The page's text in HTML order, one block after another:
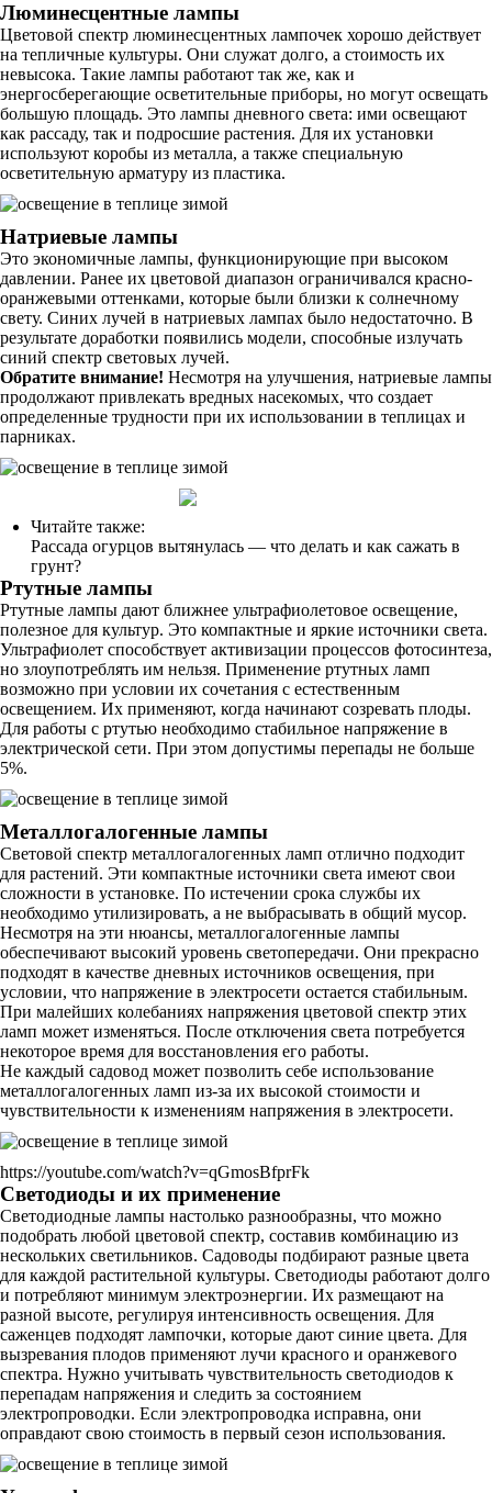
Люминесцентные лампы
Цветовой спектр люминесцентных лампочек хорошо действует
на тепличные культуры. Они служат долго, а стоимость их
невысока. Такие лампы работают так же, как и
энергосберегающие осветительные приборы, но могут освещать
большую площадь. Это лампы дневного света: ими освещают
как рассаду, так и подросшие растения. Для их установки
используют коробы из металла, а также специальную
осветительную арматуру из пластика.
Натриевые лампы
Это экономичные лампы, функционирующие при высоком
давлении. Ранее их цветовой диапазон ограничивался красно-
оранжевыми оттенками, которые были близки к солнечному
свету. Синих лучей в натриевых лампах было недостаточно. В
результате доработки появились модели, способные излучать
синий спектр световых лучей.
Обратите внимание! Несмотря на улучшения, натриевые лампы
продолжают привлекать вредных насекомых, что создает
определенные трудности при их использовании в теплицах и
парниках.
Читайте также:
Рассада огурцов вытянулась — что делать и как сажать в
грунт?
Ртутные лампы
Ртутные лампы дают ближнее ультрафиолетовое освещение,
полезное для культур. Это компактные и яркие источники света.
Ультрафиолет способствует активизации процессов фотосинтеза,
но злоупотреблять им нельзя. Применение ртутных ламп
возможно при условии их сочетания с естественным
освещением. Их применяют, когда начинают созревать плоды.
Для работы с ртутью необходимо стабильное напряжение в
электрической сети. При этом допустимы перепады не больше
5%.
Металлогалогенные лампы
Световой спектр металлогалогенных ламп отлично подходит
для растений. Эти компактные источники света имеют свои
сложности в установке. По истечении срока службы их
необходимо утилизировать, а не выбрасывать в общий мусор.
Несмотря на эти нюансы, металлогалогенные лампы
обеспечивают высокий уровень светопередачи. Они прекрасно
подходят в качестве дневных источников освещения, при
условии, что напряжение в электросети остается стабильным.
При малейших колебаниях напряжения цветовой спектр этих
ламп может изменяться. После отключения света потребуется
некоторое время для восстановления его работы.
Не каждый садовод может позволить себе использование
металлогалогенных ламп из-за их высокой стоимости и
чувствительности к изменениям напряжения в электросети.
https://youtube.com/watch?v=qGmosBfprFk
Светодиоды и их применение
Светодиодные лампы настолько разнообразны, что можно
подобрать любой цветовой спектр, составив комбинацию из
нескольких светильников. Садоводы подбирают разные цвета
для каждой растительной культуры. Светодиоды работают долго
и потребляют минимум электроэнергии. Их размещают на
разной высоте, регулируя интенсивность освещения. Для
саженцев подходят лампочки, которые дают синие цвета. Для
вызревания плодов применяют лучи красного и оранжевого
спектра. Нужно учитывать чувствительность светодиодов к
перепадам напряжения и следить за состоянием
электропроводки. Если электропроводка исправна, они
оправдают свою стоимость в первый сезон использования.